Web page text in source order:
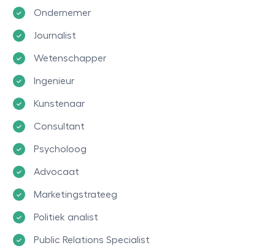
Ondernemer
Journalist
Wetenschapper
Ingenieur
Kunstenaar
Consultant
Psycholoog
Advocaat
Marketingstrateeg
Politiek analist
Public Relations Specialist